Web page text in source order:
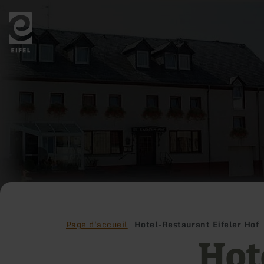
Retour
à
la
page
d'accueil
Page d'accueil Hotel-Restaurant Eifeler Hof